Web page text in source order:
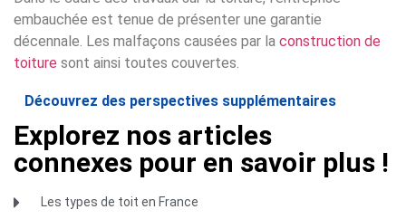
embauchée est tenue de présenter une garantie
décennale. Les malfaçons causées par la construction de
toiture sont ainsi toutes couvertes.
Découvrez des perspectives supplémentaires
Explorez nos articles
connexes pour en savoir plus !
Les types de toit en France